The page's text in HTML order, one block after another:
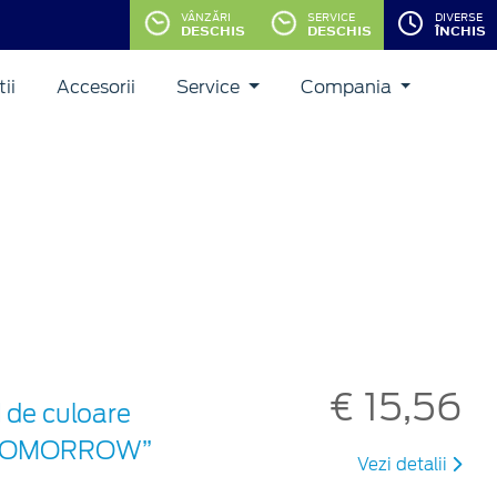
VÂNZĂRI
DESCHIS
SERVICE
DESCHIS
DIVERSE
ÎNCHIS
Accesorii Service Compania
culoare
€ 15,56
Vezi detalii